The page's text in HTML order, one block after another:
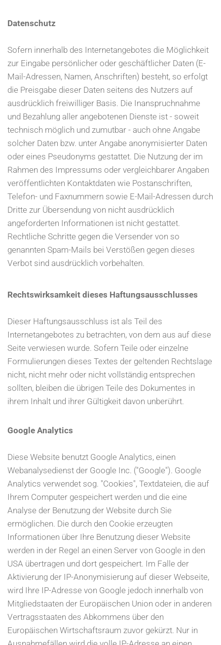
Datenschutz
Sofern innerhalb des Internetangebotes die Möglichkeit
zur Eingabe persönlicher oder geschäftlicher Daten (E-
Mail-Adressen, Namen, Anschriften) besteht, so erfolgt
die Preisgabe dieser Daten seitens des Nutzers auf
ausdrücklich freiwilliger Basis. Die Inanspruchnahme
und Bezahlung aller angebotenen Dienste ist - soweit
technisch möglich und zumutbar - auch ohne Angabe
solcher Daten bzw. unter Angabe anonymisierter Daten
oder eines Pseudonyms gestattet. Die Nutzung der im
Rahmen des Impressums oder vergleichbarer Angaben
veröffentlichten Kontaktdaten wie Postanschriften,
Telefon- und Faxnummern sowie E-Mail-Adressen durch
Dritte zur Übersendung von nicht ausdrücklich
angeforderten Informationen ist nicht gestattet.
Rechtliche Schritte gegen die Versender von so
genannten Spam-Mails bei Verstößen gegen dieses
Verbot sind ausdrücklich vorbehalten.
Rechtswirksamkeit dieses Haftungsausschlusses
Dieser Haftungsausschluss ist als Teil des
Internetangebotes zu betrachten, von dem aus auf diese
Seite verwiesen wurde. Sofern Teile oder einzelne
Formulierungen dieses Textes der geltenden Rechtslage
nicht, nicht mehr oder nicht vollständig entsprechen
sollten, bleiben die übrigen Teile des Dokumentes in
ihrem Inhalt und ihrer Gültigkeit davon unberührt.
Google Analytics
Diese Website benutzt Google Analytics, einen
Webanalysedienst der Google Inc. ("Google"). Google
Analytics verwendet sog. "Cookies", Textdateien, die auf
Ihrem Computer gespeichert werden und die eine
Analyse der Benutzung der Website durch Sie
ermöglichen. Die durch den Cookie erzeugten
Informationen über Ihre Benutzung dieser Website
werden in der Regel an einen Server von Google in den
USA übertragen und dort gespeichert. Im Falle der
Aktivierung der IP-Anonymisierung auf dieser Webseite,
wird Ihre IP-Adresse von Google jedoch innerhalb von
Mitgliedstaaten der Europäischen Union oder in anderen
Vertragsstaaten des Abkommens über den
Europäischen Wirtschaftsraum zuvor gekürzt. Nur in